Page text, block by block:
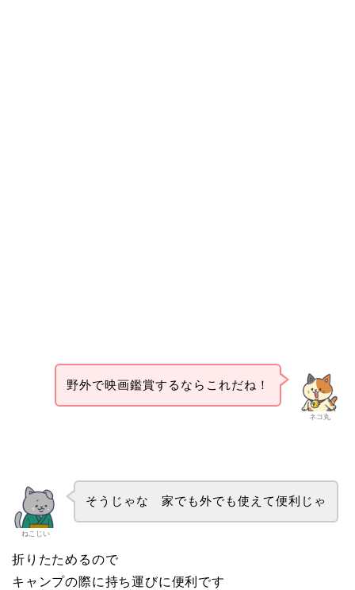
ネコ丸
野外で映画鑑賞するならこれだね！
ねこじい
そうじゃな 家でも外でも使えて便利じゃ
折りたためるので
キャンプの際に持ち運びに便利です